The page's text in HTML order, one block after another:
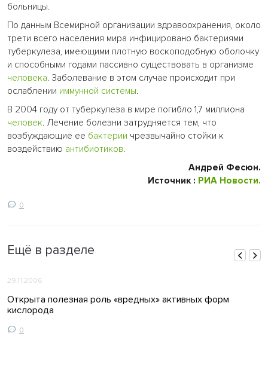
больницы.
По данным Всемирной организации здравоохранения, около
трети всего населения мира инфицировано бактериями
туберкулеза, имеющими плотную воскоподобную оболочку
и способными годами пассивно существовать в организме
человека. Заболевание в этом случае происходит при
ослаблении иммунной системы.
В 2004 году от туберкулеза в мире погибло 1,7 миллиона
человек. Лечение болезни затрудняется тем, что
возбуждающие ее бактерии чрезвычайно стойки к
воздействию антибиотиков.
Андрей Фесюн.
Источник : РИА Новости.
0
Ещё в разделе
29.11.2006
Открыта полезная роль «вредных» активных форм
кислорода
0